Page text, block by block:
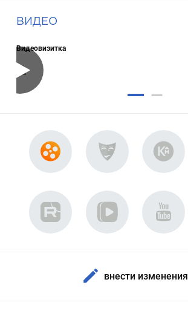
ВИДЕО
Видеовизитка
внести изменения